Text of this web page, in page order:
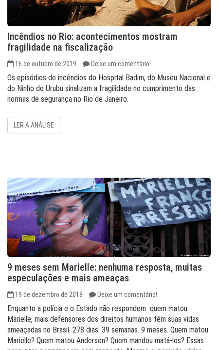
Incêndios no Rio: acontecimentos mostram
fragilidade na fiscalização
16 de outubro de 2019 Deixe um comentário!
Os episódios de incêndios do Hospital Badim, do Museu Nacional e
do Ninho do Urubu sinalizam a fragilidade no cumprimento das
normas de segurança no Rio de Janeiro.
LER A ANÁLISE
9 meses sem Marielle: nenhuma resposta, muitas
especulações e mais ameaças
19 de dezembro de 2018 Deixe um comentário!
Enquanto a polícia e o Estado não respondem quem matou
Marielle, mais defensores dos direitos humanos têm suas vidas
ameaçadas no Brasil. 278 dias. 39 semanas. 9 meses. Quem matou
Marielle? Quem matou Anderson? Quem mandou matá-los? Essas